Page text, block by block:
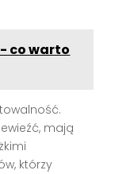
co warto
mają
którzy